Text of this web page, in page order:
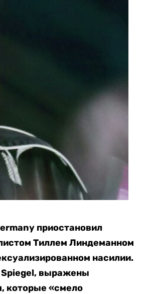
приостановил
Тиллем Линдеманном
насилии.
Spiegel, выражены
которые «смело